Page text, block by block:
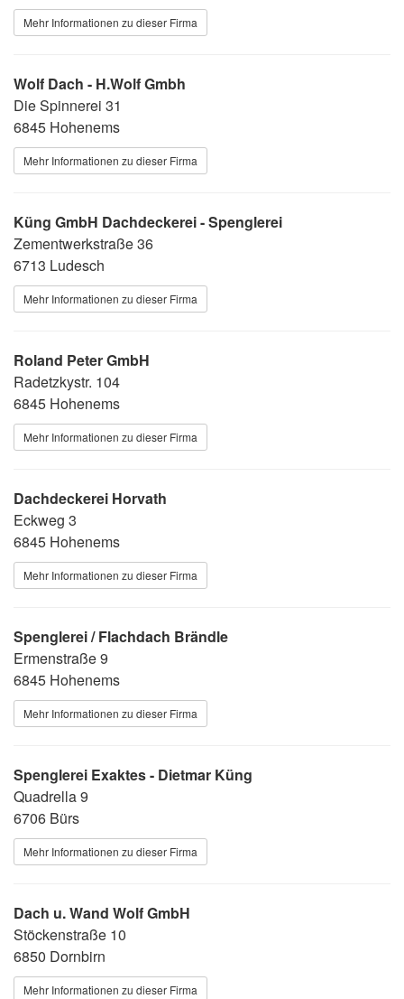
Mehr Informationen zu dieser Firma
Wolf Dach - H.Wolf Gmbh
Die Spinnerei 31
6845 Hohenems
Mehr Informationen zu dieser Firma
Küng GmbH Dachdeckerei - Spenglerei
Zementwerkstraße 36
6713 Ludesch
Mehr Informationen zu dieser Firma
Roland Peter GmbH
Radetzkystr. 104
6845 Hohenems
Mehr Informationen zu dieser Firma
Dachdeckerei Horvath
Eckweg 3
6845 Hohenems
Mehr Informationen zu dieser Firma
Spenglerei / Flachdach Brändle
Ermenstraße 9
6845 Hohenems
Mehr Informationen zu dieser Firma
Spenglerei Exaktes - Dietmar Küng
Quadrella 9
6706 Bürs
Mehr Informationen zu dieser Firma
Dach u. Wand Wolf GmbH
Stöckenstraße 10
6850 Dornbirn
Mehr Informationen zu dieser Firma